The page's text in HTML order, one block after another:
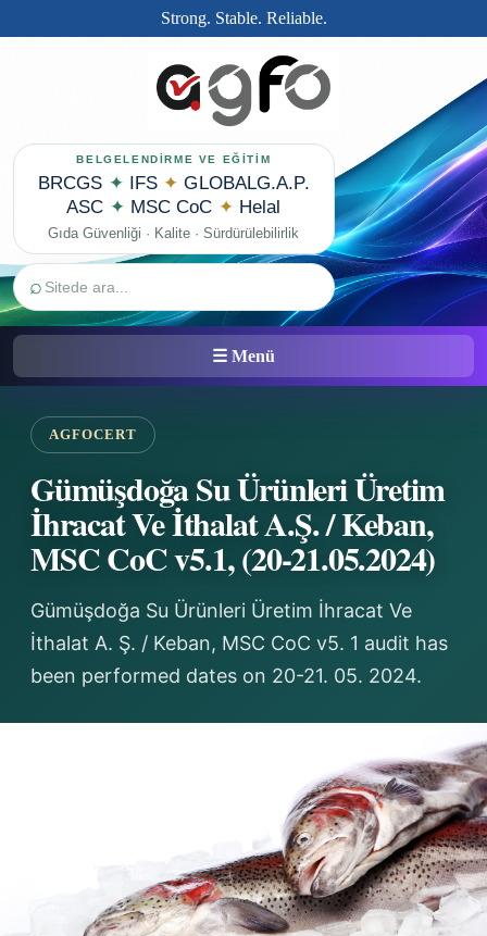
Strong. Stable. Reliable.
BELGELENDİRME VE EĞİTİM
BRCGS ✦ IFS ✦ GLOBALG.A.P.
ASC ✦ MSC CoC ✦ Helal
Gıda Güvenliği · Kalite · Sürdürülebilirlik
⌕
☰ Menü
AGFOCERT
Gümüşdoğa Su Ürünleri Üretim
İhracat Ve İthalat A.Ş. / Keban,
MSC CoC v5.1, (20-21.05.2024)
Gümüşdoğa Su Ürünleri Üretim İhracat Ve
İthalat A. Ş. / Keban, MSC CoC v5. 1 audit has
been performed dates on 20-21. 05. 2024.